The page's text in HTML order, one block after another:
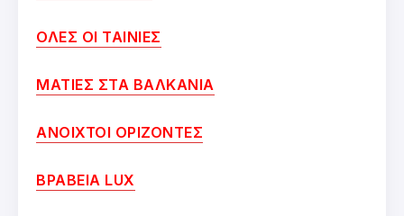
ΟΛΕΣ ΟΙ ΤΑΙΝΙΕΣ
ΜΑΤΙΕΣ ΣΤΑ ΒΑΛΚΑΝΙΑ
ΑΝΟΙΧΤΟΙ ΟΡΙΖΟΝΤΕΣ
ΒΡΑΒΕΙΑ LUX